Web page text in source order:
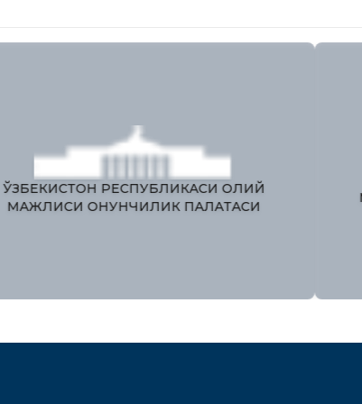
ЯГОНА ИНТЕРАКТИВ ДАВЛАТ
ХИЗМАТЛАРИ ПОРТАЛИ